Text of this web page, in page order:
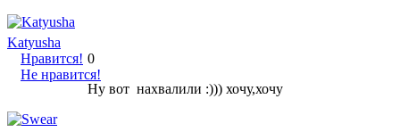
Katyusha
Нравится!
Не нравится!
0
Ну вот нахвалили :))) хочу,хочу